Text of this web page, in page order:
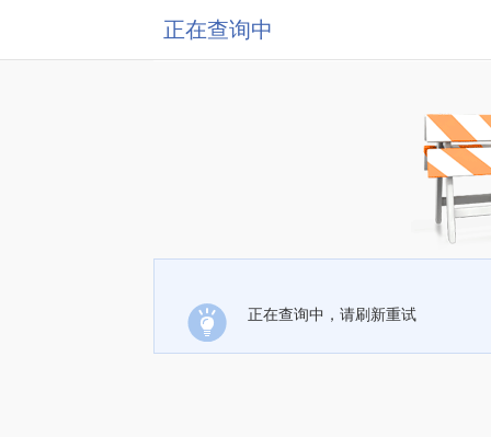
正在查询中
正在查询中，请刷新重试